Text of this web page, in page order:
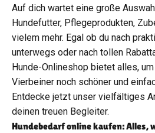
Auf dich wartet eine große
Hundefutter, Pflegeprodukten,
vielem mehr. Egal ob du nach
unterwegs oder nach tollen
Hunde-Onlineshop bietet alles,
Vierbeiner noch schöner und
Entdecke jetzt unser vielfältiges
deinen treuen Begleiter.
Hundebedarf online kaufen: Alles,